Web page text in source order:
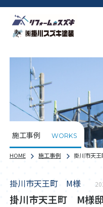
施工事例 WORKS
HOME 施工事例 掛川市天
掛川市天王町 М様
掛川市天王町 М様